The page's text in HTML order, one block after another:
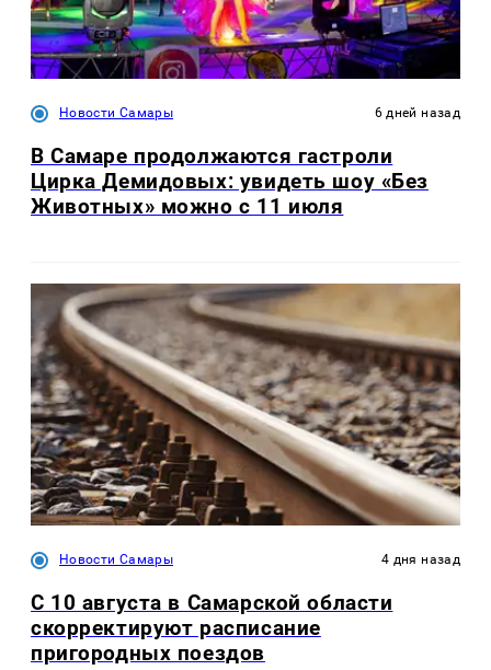
Новости Самары 6 дней назад
В Самаре продолжаются гастроли
Цирка Демидовых: увидеть шоу «Без
Животных» можно с 11 июля
Новости Самары 4 дня назад
С 10 августа в Самарской области
скорректируют расписание
пригородных поездов